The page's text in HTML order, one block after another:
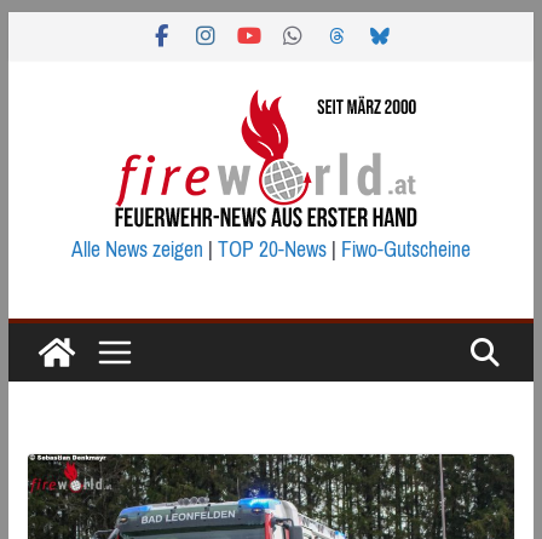
Alle News zeigen|TOP 20-News|Fiwo-Gutscheine